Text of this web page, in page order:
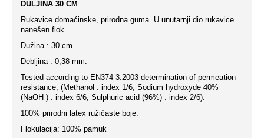
DULJINA 30 CM
Rukavice domaćinske, prirodna guma. U unutarnji dio rukavice
nanešen flok.
Dužina : 30 cm.
Debljina : 0,38 mm.
Tested according to EN374-3:2003 determination of permeation
resistance, (Methanol : index 1/6, Sodium hydroxyde 40%
(NaOH ) : index 6/6, Sulphuric acid (96%) : index 2/6).
100% prirodni latex ružičaste boje.
Flokulacija: 100% pamuk